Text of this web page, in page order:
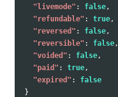
"livemode" : false,
"refundable" : true,
"reversed" : false,
"reversible" : false,
"voided" : false,
"paid" : true,
"expired" :
false
}